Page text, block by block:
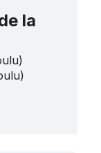
la